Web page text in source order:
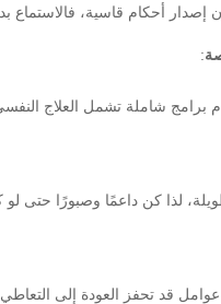
إصدار أحكام قاسية، فالاستماع
:
برامج شاملة تشمل العلاج
لذا كن داعمًا وصبورًا حتى لو
قد تحفز العودة إلى التعاطي